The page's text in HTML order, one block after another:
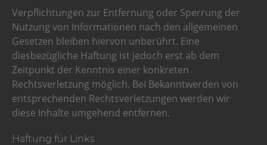
Verpflichtungen zur Entfernung oder Sperrung der
Nutzung von Informationen nach den allgemeinen
Gesetzen bleiben hiervon unberührt. Eine
diesbezügliche Haftung ist jedoch erst ab dem
Zeitpunkt der Kenntnis einer konkreten
Rechtsverletzung möglich. Bei Bekanntwerden von
entsprechenden Rechtsverletzungen werden wir
diese Inhalte umgehend entfernen.
Haftung für Links